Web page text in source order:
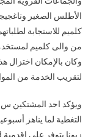
الأطلس الصغير
كلميم للاستجابة
من والى كلميم
وكان بالإمكان اختزال
لتقريب الخدمة من
ويؤكد احد المشتكين
التغطية لما يناهز